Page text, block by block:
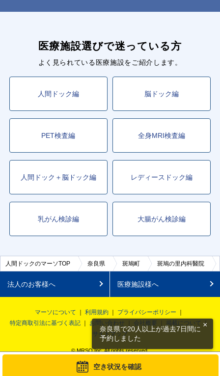
空き状況を確認
医療施設選びで迷っている方
よく見られている医療施設をご紹介します。
人間ドック編 脳ドック編
PET検査編 全身MRI検査編
人間ドック＋脳ドック編 レディースドック編
乳がん検診編 大腸がん検診編
人間ドックのマーソTOP 奈良県 斑鳩町 斑鳩の里内科醫院
法人のお客様へ 医療施設様へ
マーソについて 利用規約
プライバシーポリシー
特定商取引法に基づく表記
お問い合わせ 会社概要
掲載について
サイトマップ
© MRSO Inc. All rights reserved.
奈良県で20人以上が過去7日間に
予約しました
×